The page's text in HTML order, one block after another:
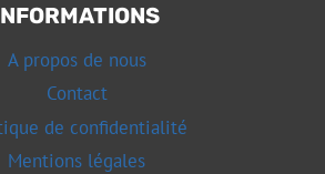
A propos de nous
Contact
de confidentialité
Mentions légales